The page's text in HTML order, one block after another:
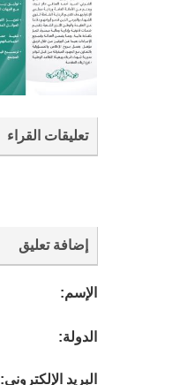
تعليقات القراء
إضافة تعليق
الإسم:
الدولة:
البريد الإلكتروني: